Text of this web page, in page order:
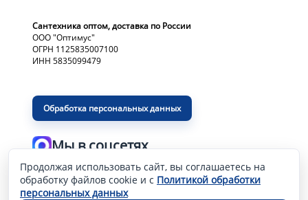
Сантехника оптом, доставка по России
ООО "Оптимус"
ОГРН 1125835007100
ИНН 5835099479
Обработка персональных данных
Мы в соцсетях
Разработка и продвижение сайта —
Продолжая использовать сайт, вы соглашаетесь на
обработку файлов cookie и с Политикой обработки
персональных данных